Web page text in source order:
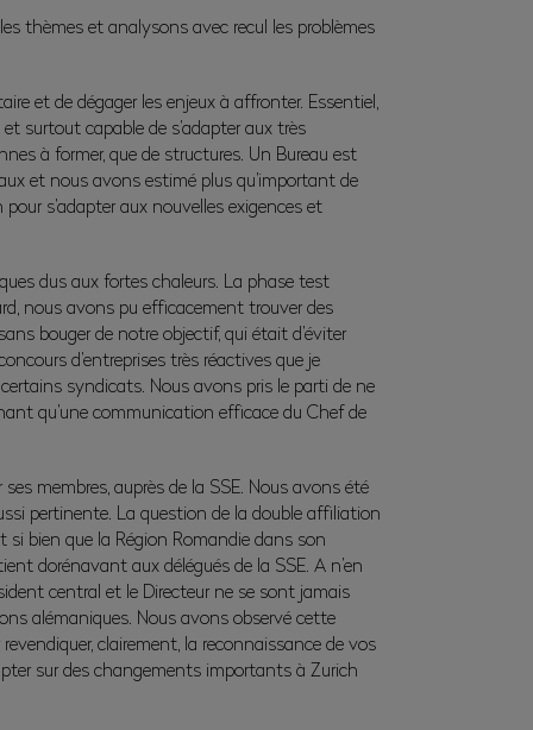
thèmes et analysons avec recul les problèmes
et de dégager les enjeux à affronter. Essentiel,
surtout capable de s’adapter aux très
à former, que de structures. Un Bureau est
et nous avons estimé plus qu’important de
s’adapter aux nouvelles exigences et
dus aux fortes chaleurs. La phase test
nous avons pu efficacement trouver des
bouger de notre objectif, qui était d’éviter
d’entreprises très réactives que je
syndicats. Nous avons pris le parti de ne
qu’une communication efficace du Chef de
membres, auprès de la SSE. Nous avons été
pertinente. La question de la double affiliation
bien que la Région Romandie dans son
dorénavant aux délégués de la SSE. A n’en
central et le Directeur ne se sont jamais
alémaniques. Nous avons observé cette
clairement, la reconnaissance de vos
sur des changements importants à Zurich